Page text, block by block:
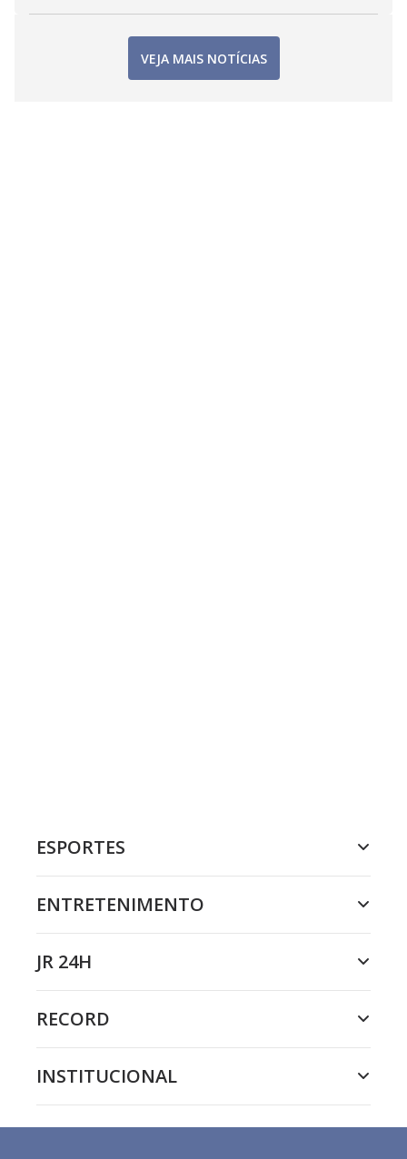
VEJA MAIS NOTÍCIAS
ESPORTES
ENTRETENIMENTO
JR 24H
RECORD
INSTITUCIONAL